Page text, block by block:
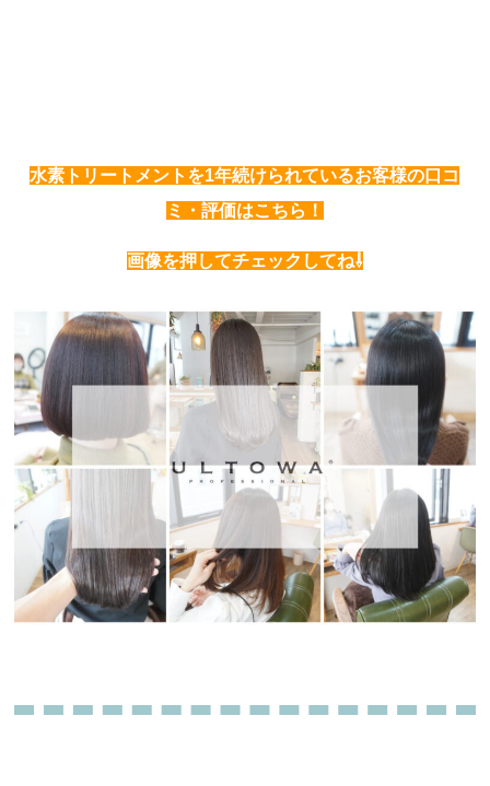
水素トリートメントを1年続けられているお客様の口コ
ミ・評価はこちら！
画像を押してチェックしてね⇩